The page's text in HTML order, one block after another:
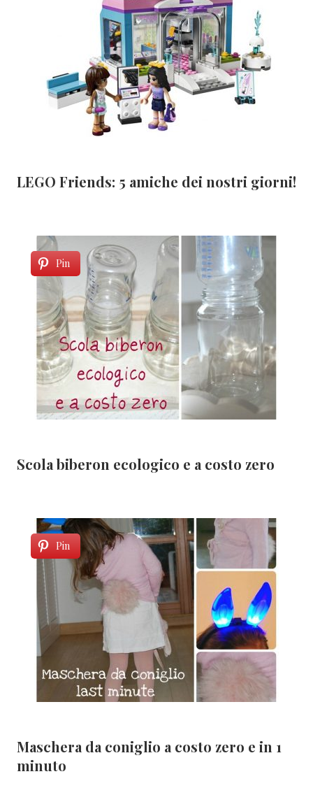
LEGO Friends: 5 amiche dei nostri giorni!
Pin
Scola biberon ecologico e a costo zero
Pin
Maschera da coniglio a costo zero e in 1
minuto